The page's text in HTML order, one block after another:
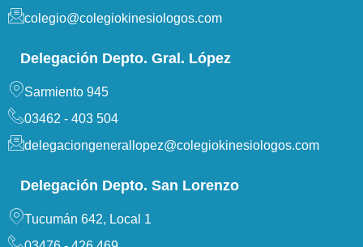
colegio@colegiokinesiologos.com
Delegación Depto. Gral. López
Sarmiento 945
03462 - 403 504
delegaciongenerallopez@colegiokinesiologos.com
Delegación Depto. San Lorenzo
Tucumán 642, Local 1